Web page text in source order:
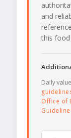
and
this
Daily
Office of